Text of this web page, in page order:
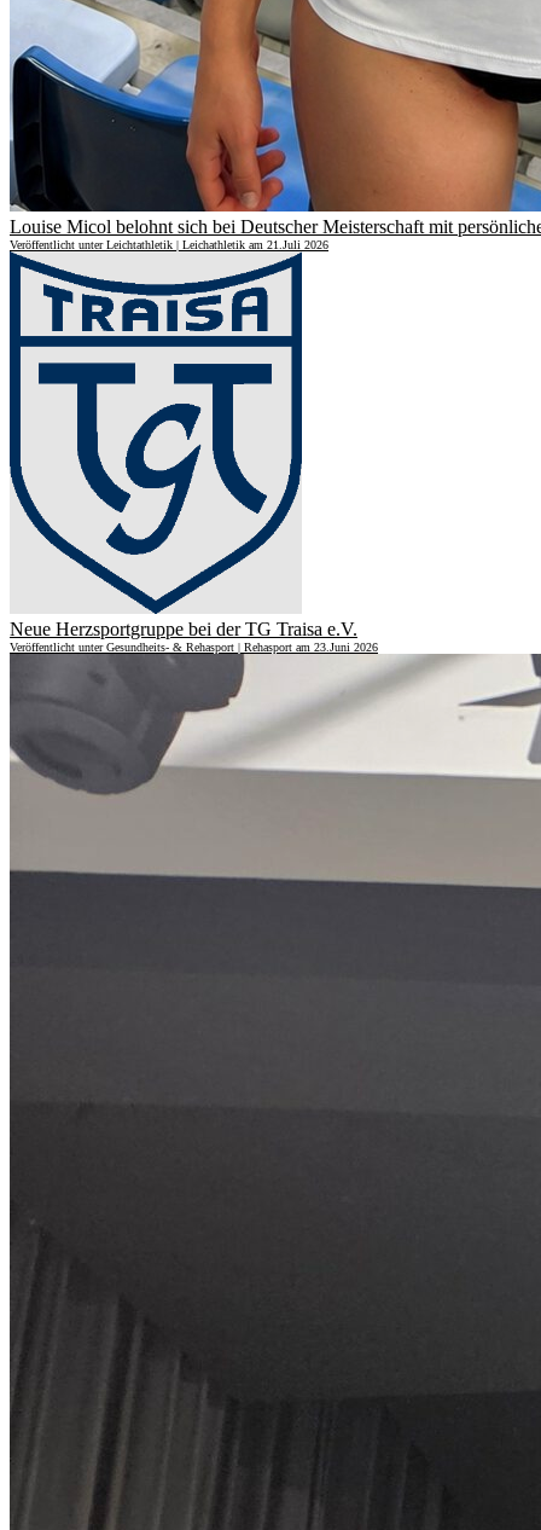
Louise Micol belohnt sich bei Deutscher Meisterschaft mit
Veröffentlicht unter Leichtathletik | Leichathletik am 21.Juli 2026
Neue Herzsportgruppe bei der TG Traisa e.V.
Veröffentlicht unter Gesundheits- & Rehasport | Rehasport am 23.Juni 2026